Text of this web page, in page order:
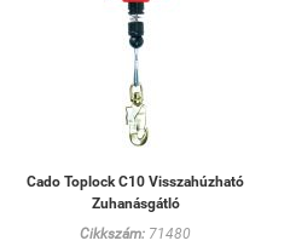
Cado Toplock C10 Visszahúzható
Zuhanásgátló
Cikkszám: 71480